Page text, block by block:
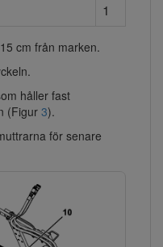
1
cm från marken.
håller fast
(Figur 3).
för senare